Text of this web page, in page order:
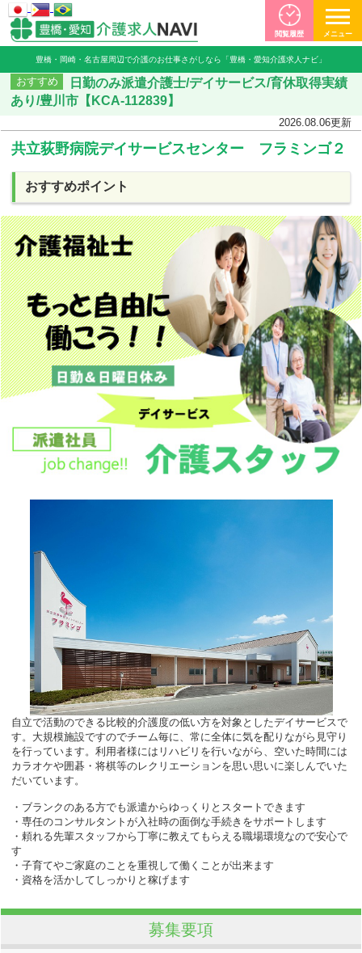
豊橋・岡崎・名古屋周辺で介護のお仕事さがしなら「豊橋・愛知介護求人ナビ」
閲覧履歴 メニュー
おすすめ
日勤のみ派遣介護士/デイサービス/育休取得実績
あり/豊川市【KCA-112839】
2026.08.06更新
共立荻野病院デイサービスセンター フラミンゴ２
おすすめポイント
自立で活動のできる比較的介護度の低い方を対象としたデイサービスで
す。 大規模施設ですのでチーム毎に、常に全体に気を配りながら見守り
を行っています。利用者様にはリハビリを行いながら、空いた時間には
カラオケや囲碁・将棋等のレクリエーションを思い思いに楽しんでいた
だいています。
・ブランクのある方でも派遣からゆっくりとスタートできます
・専任のコンサルタントが入社時の面倒な手続きをサポートします
・頼れる先輩スタッフから丁寧に教えてもらえる職場環境なので安心で
す
・子育てやご家庭のことを重視して働くことが出来ます
・資格を活かしてしっかりと稼げます
募集要項